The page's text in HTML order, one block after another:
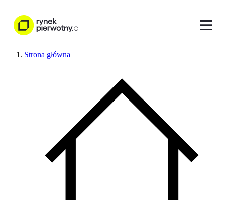
Strona główna